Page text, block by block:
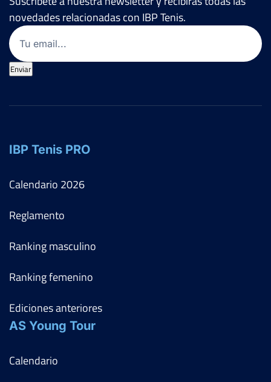
novedades relacionadas con IBP Tenis.
Email
Enviar
IBP Tenis PRO
Calendario 2026
Reglamento
Ranking masculino
Ranking femenino
Ediciones anteriores
AS Young Tour
Calendario